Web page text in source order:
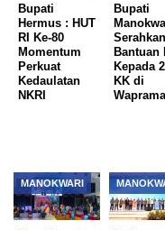
Bupati
Hermus : HUT
RI Ke-80
Momentum
Perkuat
Kedaulatan
NKRI ‎
Bupati
Serahkan
Bantuan
Kepada
KK di
MANOKWARI